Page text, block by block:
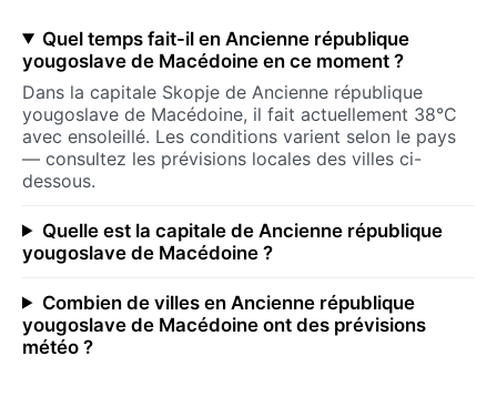
Quel temps fait-il en Ancienne république
yougoslave de Macédoine en ce moment ?
Dans la capitale Skopje de Ancienne république
yougoslave de Macédoine, il fait actuellement 38°C
avec ensoleillé. Les conditions varient selon le pays
— consultez les prévisions locales des villes ci-
dessous.
Quelle est la capitale de Ancienne république
yougoslave de Macédoine ?
Combien de villes en Ancienne république
yougoslave de Macédoine ont des prévisions
météo ?